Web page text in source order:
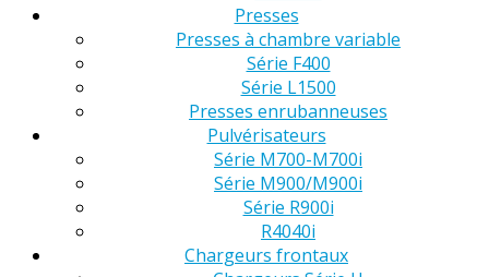
Presses
Presses à chambre variable
Série F400
Série L1500
Presses enrubanneuses
Pulvérisateurs
Série M700-M700i
Série M900/M900i
Série R900i
R4040i
Chargeurs frontaux